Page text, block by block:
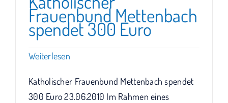
Frauenbund Mettenbach
spendet 300 Euro
Weiterlesen
Katholischer Frauenbund Mettenbach spendet
300 Euro 23.06.2010 Im Rahmen eines